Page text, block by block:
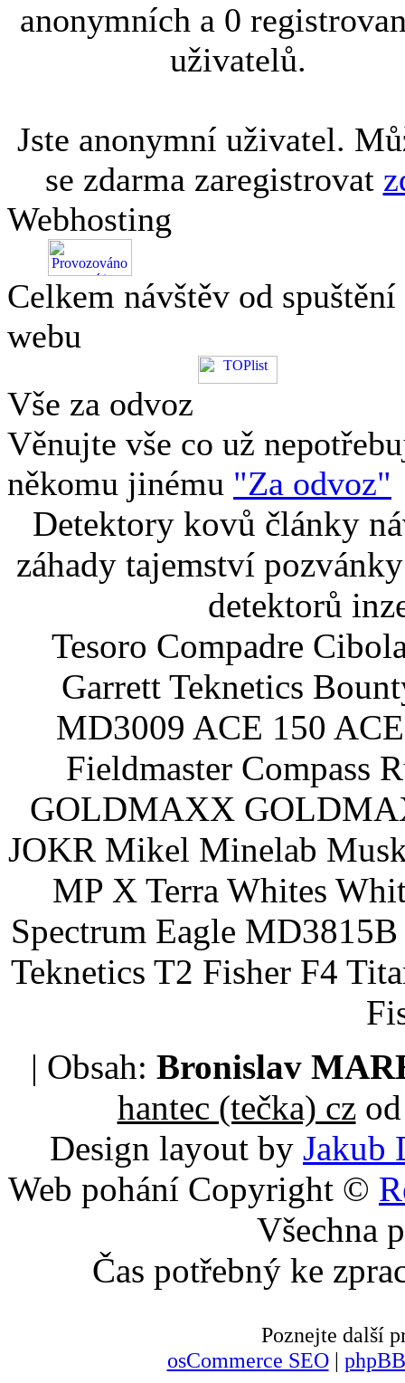
anonymních a 0
uživatelů.
Jste anonymní uživatel.
se zdarma zaregistrovat
Webhosting
Celkem návštěv od spuštění
webu
Vše za odvoz
Věnujte vše co už
někomu jinému "Za odvoz"
Detektory kovů články
záhady tajemství
detektorů
Tesoro Compadre
Garrett Teknetics
MD3009 ACE 150
Fieldmaster Compass
GOLDMAXX
JOKR Mikel Minelab
MP X Terra Whites
Spectrum Eagle
Teknetics T2 Fisher F4
| Obsah: Bronislav
hantec (tečka) czod
Design layout by Jakub
Web pohání Copyright ©
Všechna
Čas potřebný ke
Poznejte další
osCommerce SEO|